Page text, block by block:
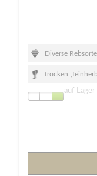
Diverse
trocken feinherb
auf Lager